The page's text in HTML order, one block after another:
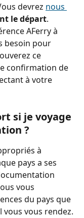
devrez nous
le départ.
AFerry à
besoin pour
ce
confirmation de
à votre
si je voyage
?
à
pays a ses
vous
du pays que
vous rendez.